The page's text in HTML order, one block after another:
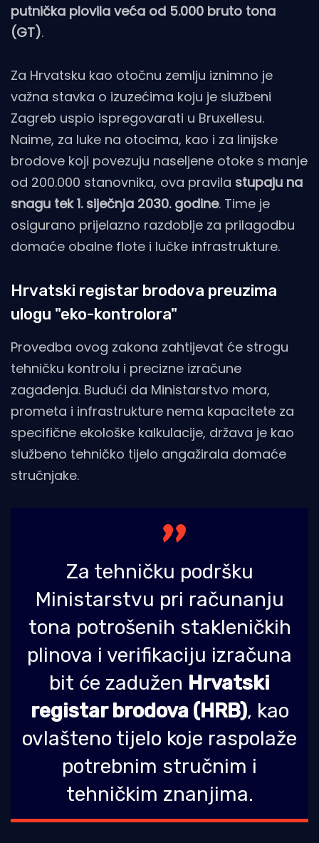
putnička plovila veća od 5.000 bruto tona
(GT).
Za Hrvatsku kao otočnu zemlju iznimno je
važna stavka o izuzećima koju je službeni
Zagreb uspio ispregovarati u Bruxellesu.
Naime, za luke na otocima, kao i za linijske
brodove koji povezuju naseljene otoke s manje
od 200.000 stanovnika, ova pravila stupaju na
snagu tek 1. siječnja 2030. godine. Time je
osigurano prijelazno razdoblje za prilagodbu
domaće obalne flote i lučke infrastrukture.
Hrvatski registar brodova preuzima
ulogu "eko-kontrolora"
Provedba ovog zakona zahtijevat će strogu
tehničku kontrolu i precizne izračune
zagađenja. Budući da Ministarstvo mora,
prometa i infrastrukture nema kapacitete za
specifične ekološke kalkulacije, država je kao
službeno tehničko tijelo angažirala domaće
stručnjake.
Za tehničku podršku
Ministarstvu pri računanju
tona potrošenih stakleničkih
plinova i verifikaciju izračuna
bit će zadužen Hrvatski
registar brodova (HRB), kao
ovlašteno tijelo koje raspolaže
potrebnim stručnim i
tehničkim znanjima.